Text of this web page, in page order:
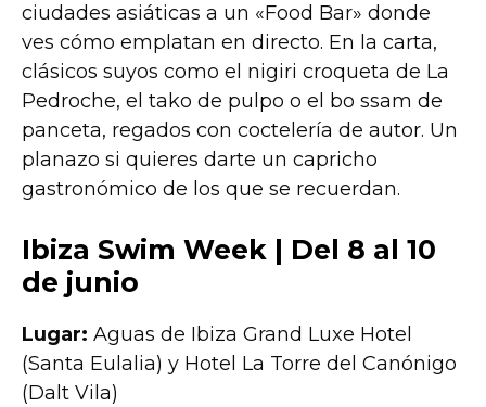
ciudades asiáticas a un «Food Bar» donde
ves cómo emplatan en directo. En la carta,
clásicos suyos como el nigiri croqueta de La
Pedroche, el tako de pulpo o el bo ssam de
panceta, regados con coctelería de autor. Un
planazo si quieres darte un capricho
gastronómico de los que se recuerdan.
Ibiza Swim Week | Del 8 al 10
de junio
Lugar: Aguas de Ibiza Grand Luxe Hotel
(Santa Eulalia) y Hotel La Torre del Canónigo
(Dalt Vila)